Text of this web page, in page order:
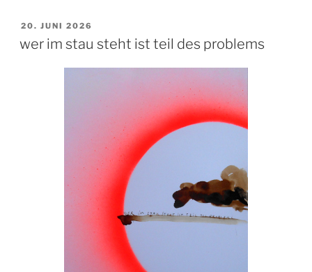
VERÖFFENTLICHT
20. JUNI 2026
wer im stau steht ist teil des problems